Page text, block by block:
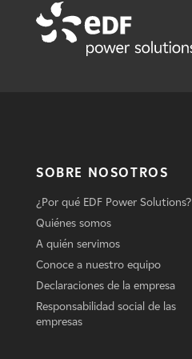
SOBRE NOSOTROS
¿Por qué EDF Power Solutions?
Quiénes somos
A quién servimos
Conoce a nuestro equipo
Declaraciones de la empresa
Responsabilidad social de las
empresas